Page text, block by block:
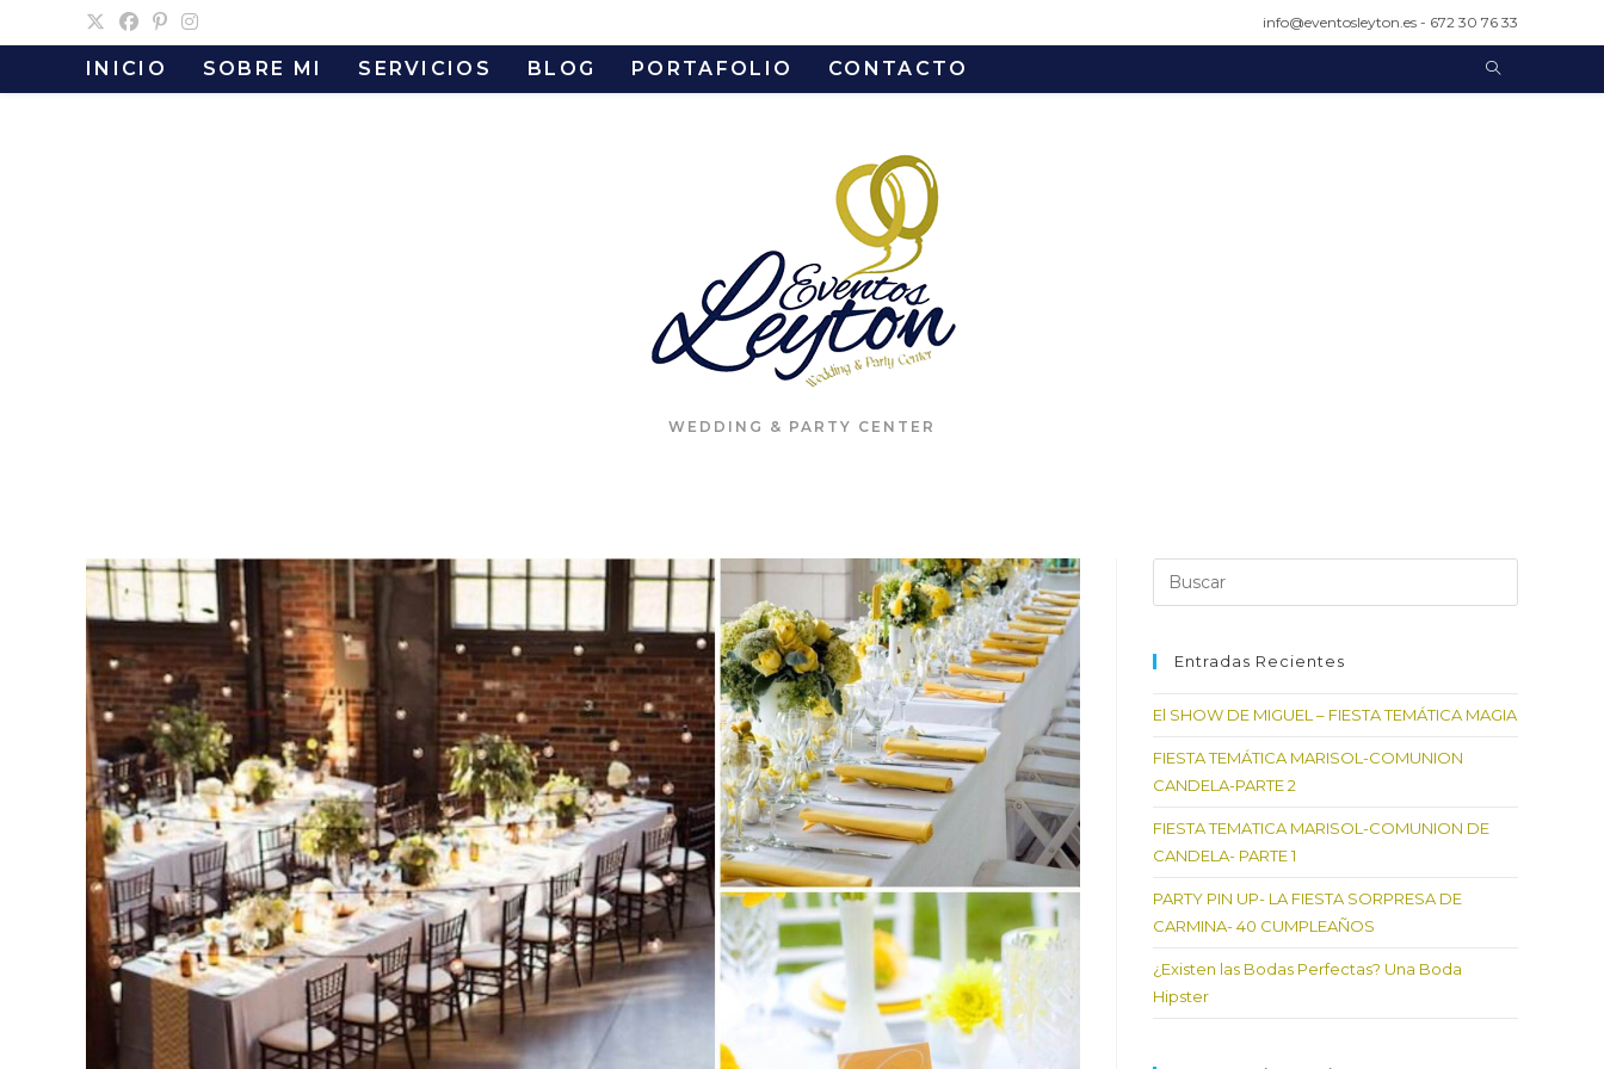
al
info@eventosleyton.es - 672 30 76 33
INICIO SOBRE MI SERVICIOS BLOG PORTAFOLIO CONTACTO
WEDDING & PARTY CENTER
Escape
panel
Entradas Recientes
El SHOW DE MIGUEL – FIESTA TEMÁTICA MAGIA
FIESTA TEMÁTICA MARISOL-COMUNION
CANDELA-PARTE 2
FIESTA TEMATICA MARISOL-COMUNION DE
CANDELA- PARTE 1
PARTY PIN UP- LA FIESTA SORPRESA DE
CARMINA- 40 CUMPLEAÑOS
¿Existen las Bodas Perfectas? Una Boda
Hipster